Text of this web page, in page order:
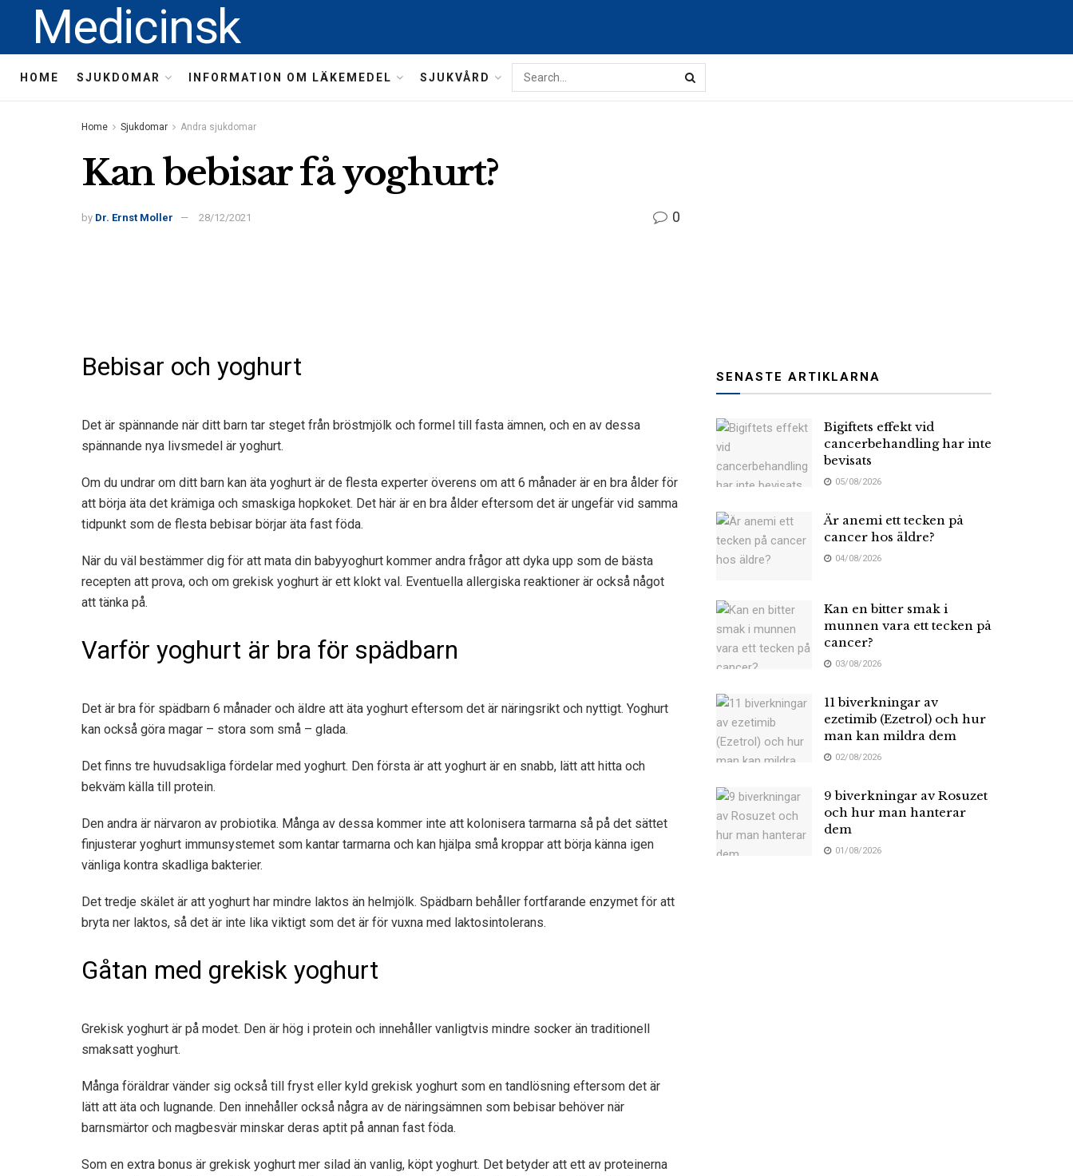
Medicinsk
HOME SJUKDOMAR INFORMATION OM LÄKEMEDEL SJUKVÅRD
Home Sjukdomar Andra sjukdomar
Kan bebisar få yoghurt?
by Dr. Ernst Moller 28/12/2021 0
Bebisar och yoghurt
Det är spännande när ditt barn tar steget från bröstmjölk och formel till fasta ämnen, och en av dessa
spännande nya livsmedel är yoghurt.
Om du undrar om ditt barn kan äta yoghurt är de flesta experter överens om att 6 månader är en bra ålder för
att börja äta det krämiga och smaskiga hopkoket. Det här är en bra ålder eftersom det är ungefär vid samma
tidpunkt som de flesta bebisar börjar äta fast föda.
När du väl bestämmer dig för att mata din babyyoghurt kommer andra frågor att dyka upp som de bästa
recepten att prova, och om grekisk yoghurt är ett klokt val. Eventuella allergiska reaktioner är också något
att tänka på.
Varför yoghurt är bra för spädbarn
Det är bra för spädbarn 6 månader och äldre att äta yoghurt eftersom det är näringsrikt och nyttigt. Yoghurt
kan också göra magar – stora som små – glada.
Det finns tre huvudsakliga fördelar med yoghurt. Den första är att yoghurt är en snabb, lätt att hitta och
bekväm källa till protein.
Den andra är närvaron av probiotika. Många av dessa kommer inte att kolonisera tarmarna så på det sättet
finjusterar yoghurt immunsystemet som kantar tarmarna och kan hjälpa små kroppar att börja känna igen
vänliga kontra skadliga bakterier.
Det tredje skälet är att yoghurt har mindre laktos än helmjölk. Spädbarn behåller fortfarande enzymet för att
bryta ner laktos, så det är inte lika viktigt som det är för vuxna med laktosintolerans.
Gåtan med grekisk yoghurt
Grekisk yoghurt är på modet. Den är hög i protein och innehåller vanligtvis mindre socker än traditionell
smaksatt yoghurt.
Många föräldrar vänder sig också till fryst eller kyld grekisk yoghurt som en tandlösning eftersom det är
lätt att äta och lugnande. Den innehåller också några av de näringsämnen som bebisar behöver när
barnsmärtor och magbesvär minskar deras aptit på annan fast föda.
Som en extra bonus är grekisk yoghurt mer silad än vanlig, köpt yoghurt. Det betyder att ett av proteinerna
SENASTE ARTIKLARNA
Bigiftets effekt vid
cancerbehandling har inte
bevisats
05/08/2026
Är anemi ett tecken på
cancer hos äldre?
04/08/2026
Kan en bitter smak i
munnen vara ett tecken på
cancer?
03/08/2026
11 biverkningar av
ezetimib (Ezetrol) och hur
man kan mildra dem
02/08/2026
9 biverkningar av Rosuzet
och hur man hanterar
dem
01/08/2026